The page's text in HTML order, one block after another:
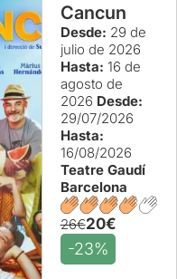
Cancun
Desde: 29 de
julio de 2026
Hasta: 16 de
agosto de
2026 Desde:
29/07/2026
Hasta:
16/08/2026
Teatre Gaudí
Barcelona
26€20€
-23%